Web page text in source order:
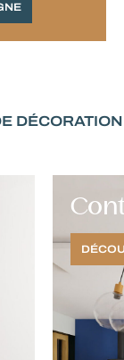
DÉCORATION